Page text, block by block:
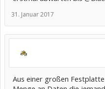
31. Januar 2017
Aus einer großen